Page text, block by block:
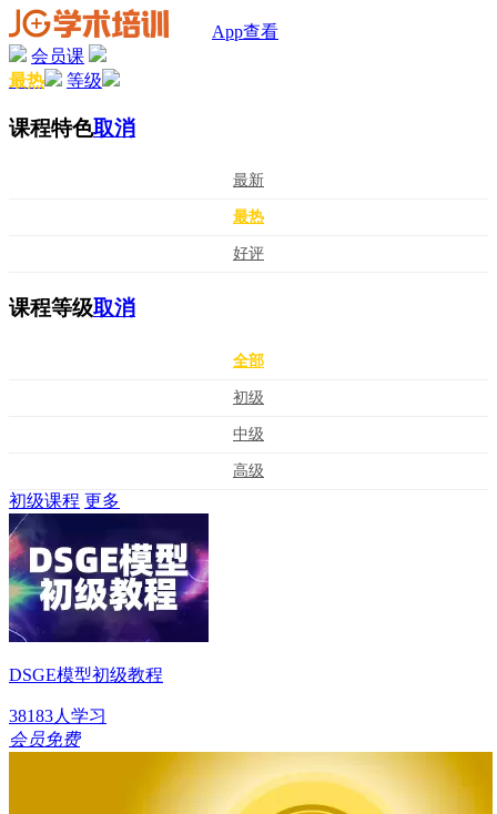
App查看
会员课
最热
等级
课程特色取消
最新
最热
好评
课程等级取消
全部
初级
中级
高级
初级课程 更多
DSGE模型初级教程
38183人学习
会员免费